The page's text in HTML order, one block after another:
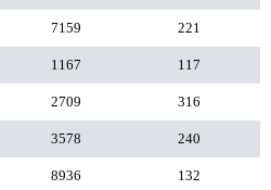
7159 221
1167 117
2709 316
3578 240
8936 132